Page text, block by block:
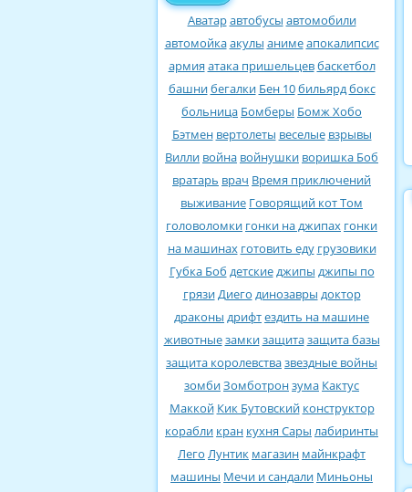
Аватаравтобусы автомобили
автомойкаакулы анимеапокалипсис
армия атака пришельцевбаскетбол
башнибегалки Бен 10бильярдбокс
больница Бомберы Бомж Хобо
Бэтмен вертолеты веселые взрывы
Вилли война войнушки воришка Боб
вратарь врач Время приключений
выживание Говорящий кот Том
головоломки гонки на джипах гонки
на машинах готовить еду грузовики
Губка Боб детскиеджипы джипы по
грязиДиего динозавры доктор
драконы дрифтездить на машине
животныезамкизащитазащита базы
защита королевствазвездные войны
зомбиЗомботронзума Кактус
Маккой Кик Бутовский конструктор
корабли кран кухня Сары лабиринты
Лего Лунтик магазин майнкрафт
машины Мечи и сандали Миньоны